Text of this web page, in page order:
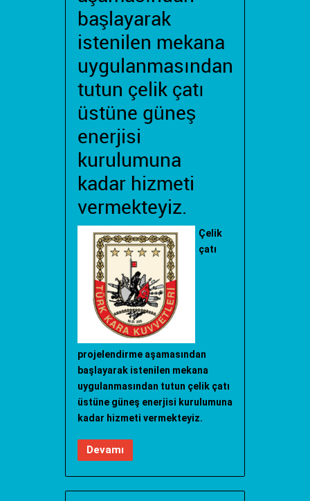
başlayarak
istenilen mekana
uygulanmasından
tutun çelik çatı
üstüne güneş
enerjisi
kurulumuna
kadar hizmeti
vermekteyiz.
Çelik
çatı
projelendirme aşamasından
başlayarak istenilen mekana
uygulanmasından tutun çelik çatı
üstüne güneş enerjisi kurulumuna
kadar hizmeti vermekteyiz.
Devamı